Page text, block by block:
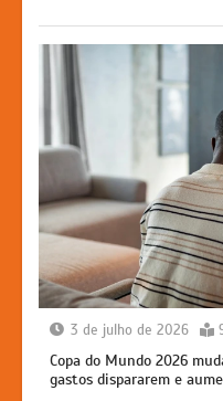
k
er
3 de julho de 2026
Copa do Mundo 2026
gastos dispararem e